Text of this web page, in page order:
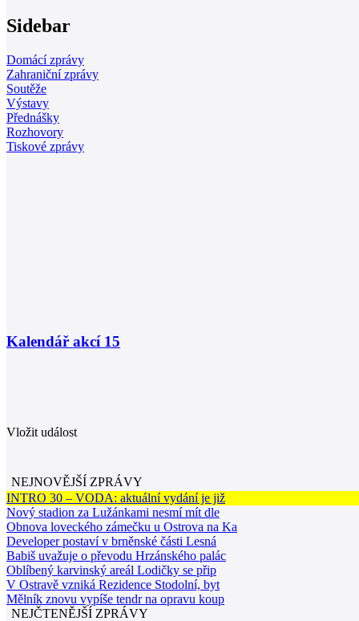
Sidebar
Domácí zprávy
Zahraniční zprávy
Soutěže
Výstavy
Přednášky
Rozhovory
Tiskové zprávy
Kalendář akcí 15
Vložit událost
NEJNOVĚJŠÍ ZPRÁVY
INTRO 30 – VODA: aktuální vydání je již
Nový stadion za Lužánkami nesmí mít dle
Obnova loveckého zámečku u Ostrova na Ka
Developer postaví v brněnské části Lesná
Babiš uvažuje o převodu Hrzánského palác
Oblíbený karvinský areál Lodičky se přip
V Ostravě vzniká Rezidence Stodolní, byt
Mělník znovu vypíše tendr na opravu koup
NEJČTENĚJŠÍ ZPRÁVY